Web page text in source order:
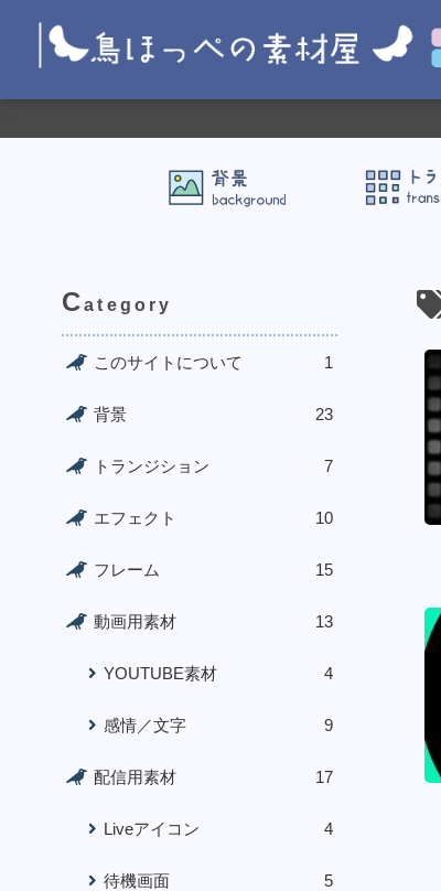
Category
このサイトについて 1
背景 23
トランジション 7
エフェクト 10
フレーム 15
動画用素材 13
YOUTUBE素材 4
感情／文字 9
配信用素材 17
Liveアイコン 4
待機画面 5